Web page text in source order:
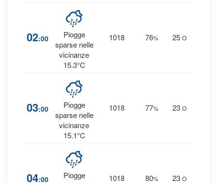
02:00
Piogge
sparse nelle
vicinanze
15.3°C
1018 76% 25 O
03:00
Piogge
sparse nelle
vicinanze
15.1°C
1018 77% 23 O
04:00
Piogge
1018 80% 23 O